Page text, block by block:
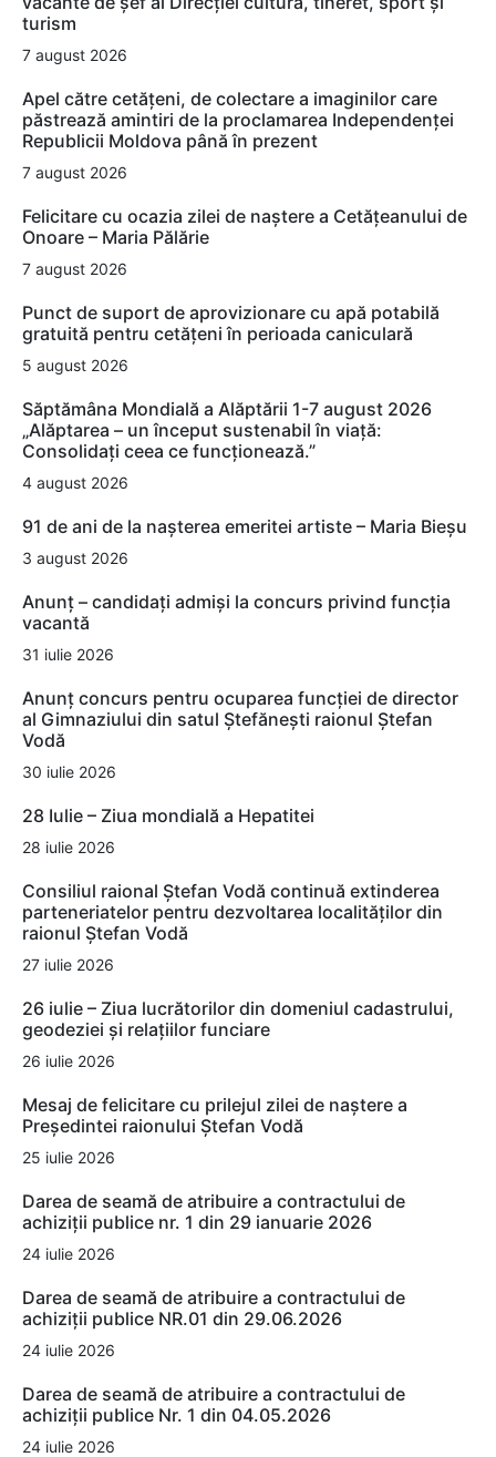
turism
7 august 2026
Apel către cetățeni, de colectare a imaginilor care
păstrează amintiri de la proclamarea Independenței
Republicii Moldova până în prezent
7 august 2026
Felicitare cu ocazia zilei de naștere a Cetățeanului de
Onoare – Maria Pălărie
7 august 2026
Punct de suport de aprovizionare cu apă potabilă
gratuită pentru cetățeni în perioada caniculară
5 august 2026
Săptămâna Mondială a Alăptării 1-7 august 2026
„Alăptarea – un început sustenabil în viață:
Consolidați ceea ce funcționează.”
4 august 2026
91 de ani de la nașterea emeritei artiste – Maria Bieșu
3 august 2026
Anunț – candidați admiși la concurs privind funcția
vacantă
31 iulie 2026
Anunț concurs pentru ocuparea funcției de director
al Gimnaziului din satul Ștefănești raionul Ștefan
Vodă
30 iulie 2026
28 Iulie – Ziua mondială a Hepatitei
28 iulie 2026
Consiliul raional Ștefan Vodă continuă extinderea
parteneriatelor pentru dezvoltarea localităților din
raionul Ștefan Vodă
27 iulie 2026
26 iulie – Ziua lucrătorilor din domeniul cadastrului,
geodeziei și relațiilor funciare
26 iulie 2026
Mesaj de felicitare cu prilejul zilei de naștere a
Președintei raionului Ștefan Vodă
25 iulie 2026
Darea de seamă de atribuire a contractului de
achiziții publice nr. 1 din 29 ianuarie 2026
24 iulie 2026
Darea de seamă de atribuire a contractului de
achiziții publice NR.01 din 29.06.2026
24 iulie 2026
Darea de seamă de atribuire a contractului de
achiziții publice Nr. 1 din 04.05.2026
24 iulie 2026